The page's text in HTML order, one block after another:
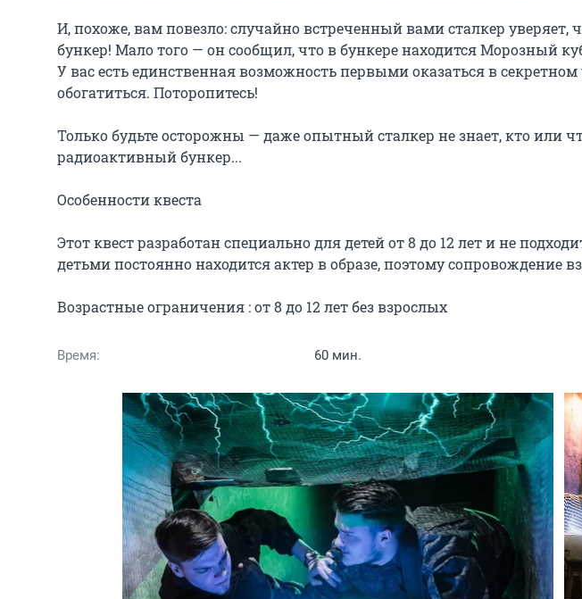
И, похоже, вам повезло: случайно встреченный вами сталкер уверяет,
бункер! Мало того — он сообщил, что в бункере находится Морозный
У вас есть единственная возможность первыми оказаться в
обогатиться. Поторопитесь!
Только будьте осторожны — даже опытный сталкер не знает, кто или
радиоактивный бункер...
Особенности квеста
Этот квест разработан специально для детей от 8 до 12 лет и не
детьми постоянно находится актер в образе, поэтому сопровождение
Возрастные ограничения : от 8 до 12 лет без взрослых
Время: 60 мин.